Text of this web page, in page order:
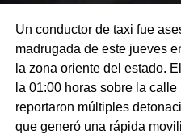
Un conductor de taxi fue
madrugada de este jueves
la zona oriente del estado.
la 01:00 horas sobre la
reportaron múltiples
que generó una rápida